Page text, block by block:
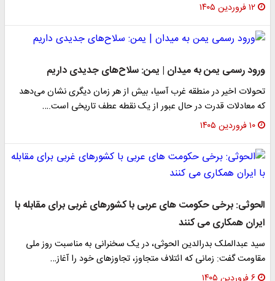
۱۲ فروردین ۱۴۰۵
ورود رسمی یمن به میدان | یمن: سلاح‌های جدیدی داریم
تحولات اخیر در منطقه غرب آسیا، بیش از هر زمان دیگری نشان می‌دهد
که معادلات قدرت در حال عبور از یک نقطه عطف تاریخی است.…
۱۰ فروردین ۱۴۰۵
الحوثی: برخی حکومت های عربی با کشورهای غربی برای مقابله با
ایران همکاری می کنند
سید عبدالملک بدرالدین الحوثی، در یک سخنرانی به مناسبت روز ملی
مقاومت گفت: زمانی که ائتلاف متجاوز، تجاوزهای خود را آغاز…